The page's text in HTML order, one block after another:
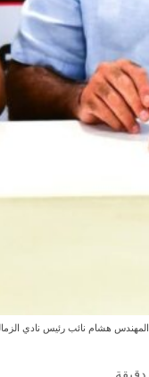
المهندس هشام نائب رئيس نادي
دقيقة